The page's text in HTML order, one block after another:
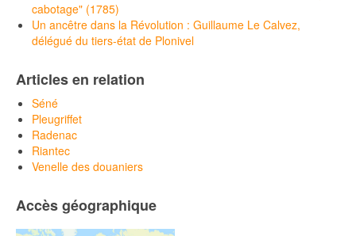
cabotage" (1785)
Un ancêtre dans la Révolution : Guillaume Le Calvez,
délégué du tiers-état de Plonivel
Articles en relation
Séné
Pleugriffet
Radenac
Riantec
Venelle des douaniers
Accès géographique